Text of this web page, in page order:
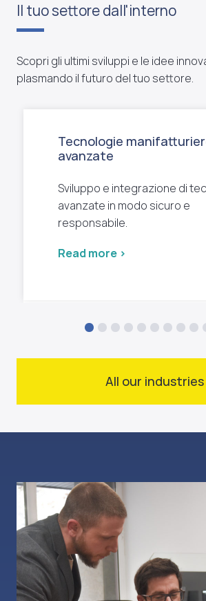
Il tuo settore dall'interno
Scopri gli ultimi sviluppi e le idee
plasmando il futuro del tuo settore.
Tecnologie
avanzate
Sviluppo e integrazione di
avanzate in modo sicuro e
responsabile.
Read more >
All our industries